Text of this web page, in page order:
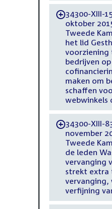
-34300-XIII-
oktober
Tweede
het lid
voorziening
bedrijven op basis van 50%-
maken om
schaffen
webwinkels
-34300-XIII-
november
Tweede
de leden
vervanging
strekt extra
vervanging,
verfijning